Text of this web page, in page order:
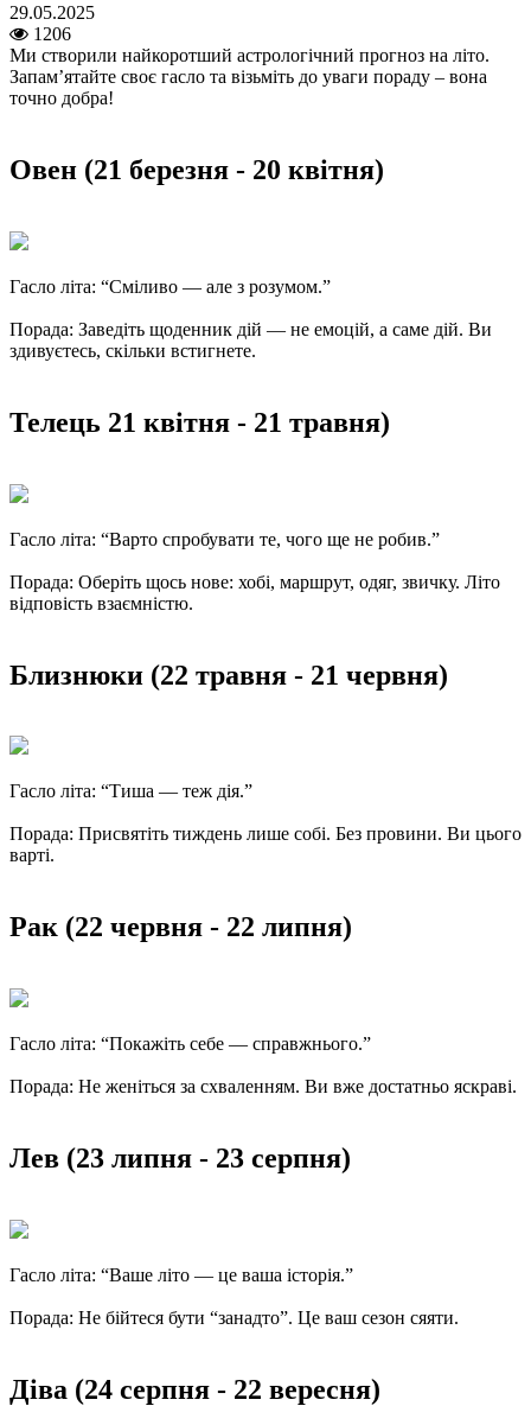
29.05.2025
1206
Ми створили найкоротший астрологічний прогноз на літо.
Запам’ятайте своє гасло та візьміть до уваги пораду – вона
точно добра!
Овен (21 березня - 20 квітня)
Гасло літа: “Сміливо — але з розумом.”
Порада: Заведіть щоденник дій — не емоцій, а саме дій. Ви
здивуєтесь, скільки встигнете.
Телець 21 квітня - 21 травня)
Гасло літа: “Варто спробувати те, чого ще не робив.”
Порада: Оберіть щось нове: хобі, маршрут, одяг, звичку. Літо
відповість взаємністю.
Близнюки (22 травня - 21 червня)
Гасло літа: “Тиша — теж дія.”
Порада: Присвятіть тиждень лише собі. Без провини. Ви цього
варті.
Рак (22 червня - 22 липня)
Гасло літа: “Покажіть себе — справжнього.”
Порада: Не женіться за схваленням. Ви вже достатньо яскраві.
Лев (23 липня - 23 серпня)
Гасло літа: “Ваше літо — це ваша історія.”
Порада: Не бійтеся бути “занадто”. Це ваш сезон сяяти.
Діва (24 серпня - 22 вересня)